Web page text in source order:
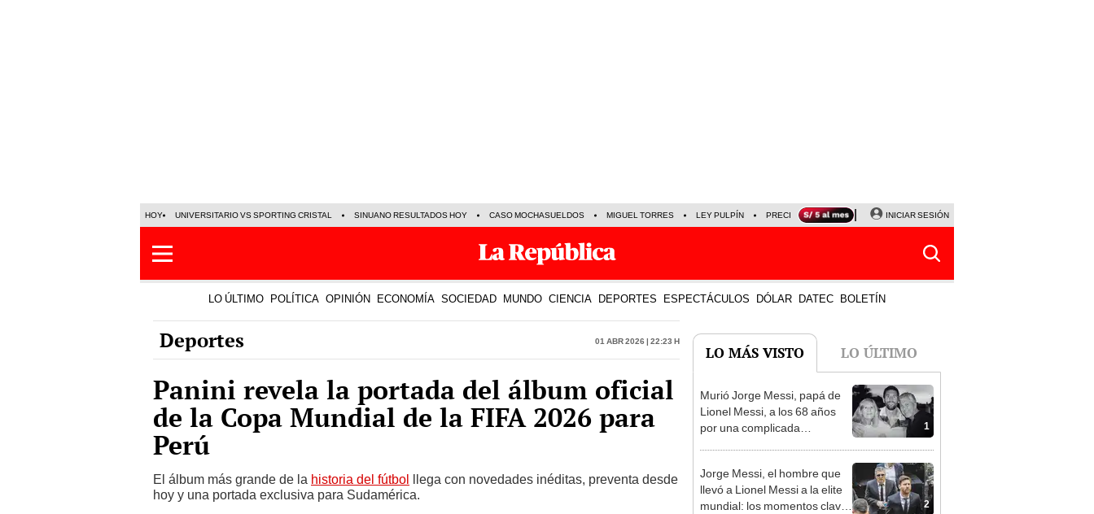
HOY UNIVERSITARIO VS SPORTING CRISTAL SINUANO RESULTADOS HOY CASO MOCHASUELDOS MIGUEL TORRES LEY PULPÍN PRECIO DEL DÓLAR CORTE DE LUZ VIERNES 7 DE AGOSTO
INICIAR SESIÓN
LO ÚLTIMO POLÍTICA OPINIÓN ECONOMÍA SOCIEDAD MUNDO CIENCIA DEPORTES ESPECTÁCULOS DÓLAR DATEC BOLETÍN
Deportes 01 Abr 2026 | 22:23 h
Panini revela la portada del álbum oficial
de la Copa Mundial de la FIFA 2026 para
Perú
El álbum más grande de la historia del fútbol llega con novedades inéditas, preventa desde
hoy y una portada exclusiva para Sudamérica.
LO MÁS VISTO LO ÚLTIMO
1
Murió Jorge Messi, papá de
Lionel Messi, a los 68 años
por una complicada
2
Jorge Messi, el hombre que
llevó a Lionel Messi a la elite
mundial: los momentos clave